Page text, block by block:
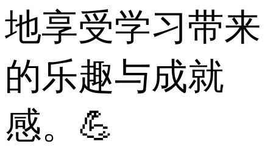
地享受学习带来
的乐趣与成就
感。💪